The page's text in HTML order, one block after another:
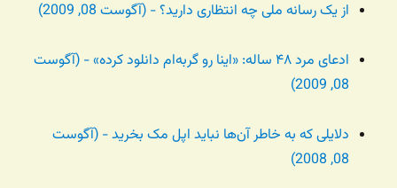
از یک رسانه ملی چه انتظاری دارید؟ - (آگوست 08, 2009)
ادعای مرد ۴۸ ساله: «اینا رو گربه‌ام دانلود کرده» - (آگوست
08, 2009)
دلایلی که به خاطر آن‌ها نباید اپل مک بخرید - (آگوست
08, 2008)